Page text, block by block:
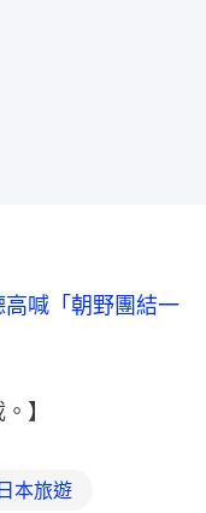
喊「朝野團結一
】
日本旅遊